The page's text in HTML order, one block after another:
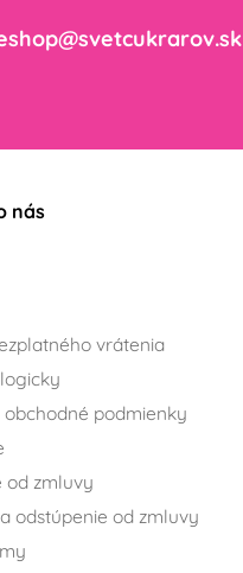
nás
vrátenia
obchodné podmienky
od zmluvy
odstúpenie od zmluvy